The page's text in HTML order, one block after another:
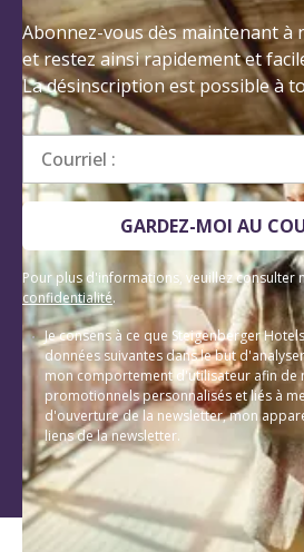
Abonnez-vous dès maintenant à
et restez ainsi rapidement et
La désinscription est possible à
Courriel :
GARDEZ-MOI AU
Pour plus d'informations, veuillez consulter
confidentialité.
Je consens à ce que Steigenberger
données suivantes dans le but
mon comportement d'utilisateur afin de
promotionnels personnalisés et liés à
d'ouverture de la newsletter, mon
liens de la newsletter.